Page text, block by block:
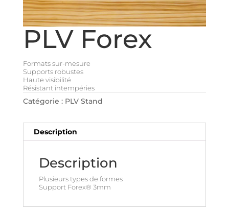
PLV Forex
Formats sur-mesure
Supports robustes
Haute visibilité
Résistant intempéries
Catégorie : PLV Stand
Description
Description
Plusieurs types de formes
Support Forex® 3mm